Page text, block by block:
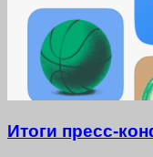
Итоги пресс-